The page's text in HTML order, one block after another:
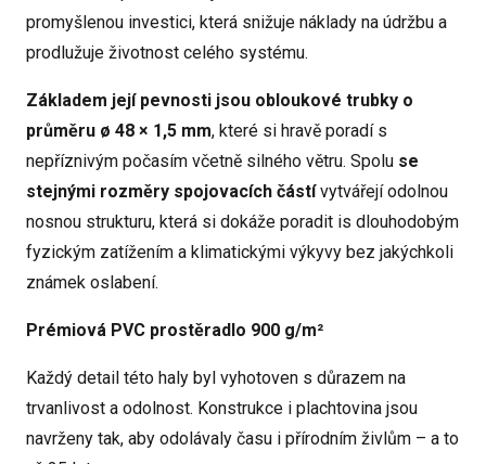
promyšlenou investici, která snižuje náklady na údržbu a
prodlužuje životnost celého systému.
Základem její pevnosti jsou obloukové trubky o
průměru ø 48 × 1,5 mm, které si hravě poradí s
nepříznivým počasím včetně silného větru. Spolu se
stejnými rozměry spojovacích částívytvářejí odolnou
nosnou strukturu, která si dokáže poradit is dlouhodobým
fyzickým zatížením a klimatickými výkyvy bez jakýchkoli
známek oslabení.
Prémiová PVC prostěradlo 900 g/m²
Každý detail této haly byl vyhotoven s důrazem na
trvanlivost a odolnost. Konstrukce i plachtovina jsou
navrženy tak, aby odolávaly času i přírodním živlům – a to